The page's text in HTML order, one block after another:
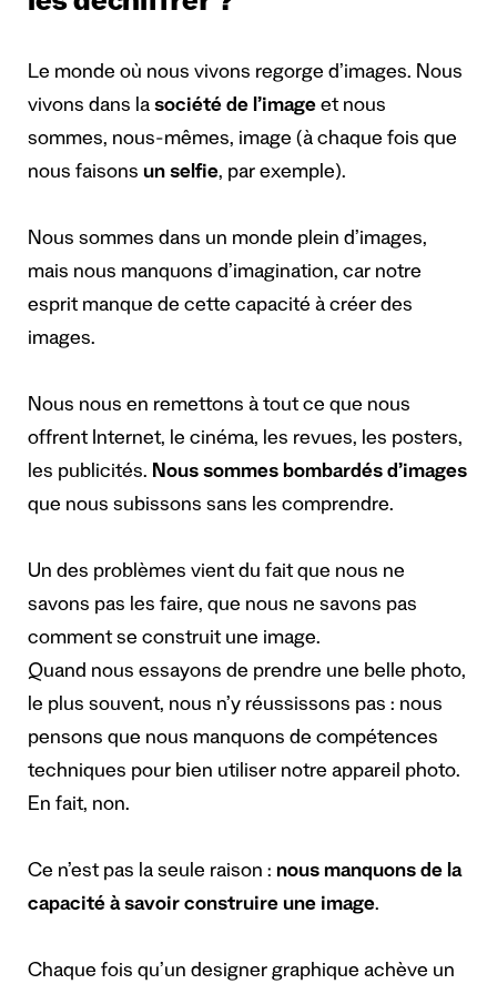
Le monde où nous vivons regorge d’images. Nous
vivons dans la société de l’image et nous
sommes, nous-mêmes, image (à chaque fois que
nous faisons un selfie, par exemple).
Nous sommes dans un monde plein d’images,
mais nous manquons d’imagination, car notre
esprit manque de cette capacité à créer des
images.
Nous nous en remettons à tout ce que nous
offrent Internet, le cinéma, les revues, les posters,
les publicités. Nous sommes bombardés d’images
que nous subissons sans les comprendre.
Un des problèmes vient du fait que nous ne
savons pas les faire, que nous ne savons pas
comment se construit une image.
Quand nous essayons de prendre une belle photo,
le plus souvent, nous n’y réussissons pas : nous
pensons que nous manquons de compétences
techniques pour bien utiliser notre appareil photo.
En fait, non.
Ce n’est pas la seule raison : nous manquons de la
capacité à savoir construire une image.
Chaque fois qu’un designer graphique achève un